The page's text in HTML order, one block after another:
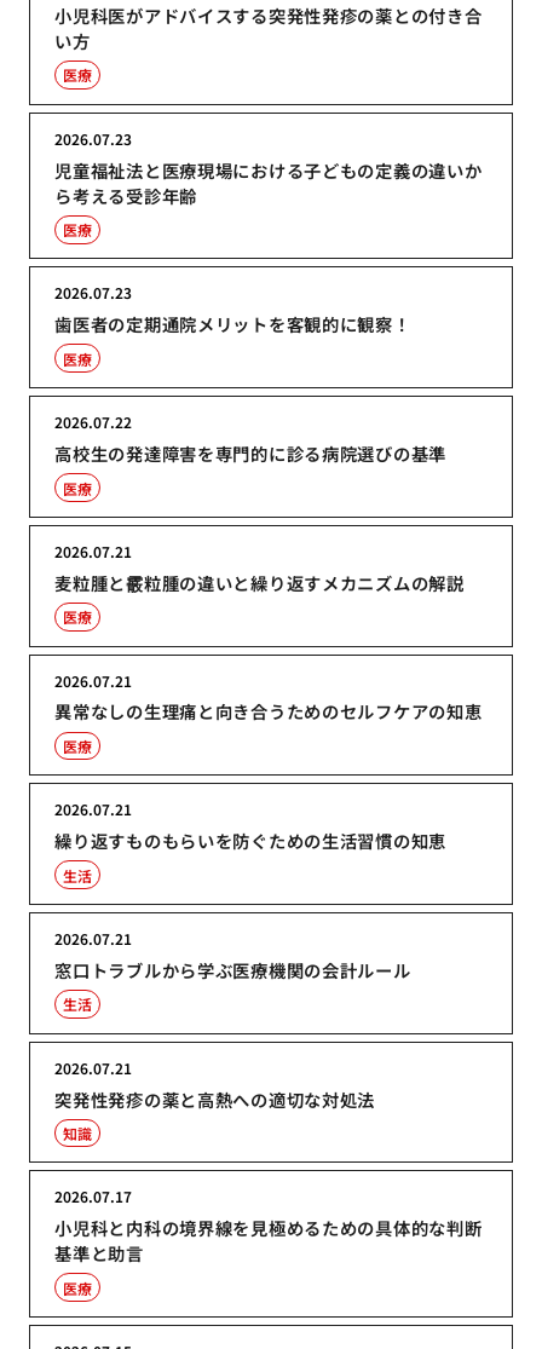
小児科医がアドバイスする突発性発疹の薬との付き合
い方
医療
児童福祉法と医療現場における子どもの定義の違いか
ら考える受診年齢
2026.07.23
医療
歯医者の定期通院メリットを客観的に観察！
2026.07.23
医療
高校生の発達障害を専門的に診る病院選びの基準
2026.07.22
医療
麦粒腫と霰粒腫の違いと繰り返すメカニズムの解説
2026.07.21
医療
異常なしの生理痛と向き合うためのセルフケアの知恵
2026.07.21
医療
繰り返すものもらいを防ぐための生活習慣の知恵
2026.07.21
生活
窓口トラブルから学ぶ医療機関の会計ルール
2026.07.21
生活
突発性発疹の薬と高熱への適切な対処法
2026.07.21
知識
小児科と内科の境界線を見極めるための具体的な判断
基準と助言
2026.07.17
医療